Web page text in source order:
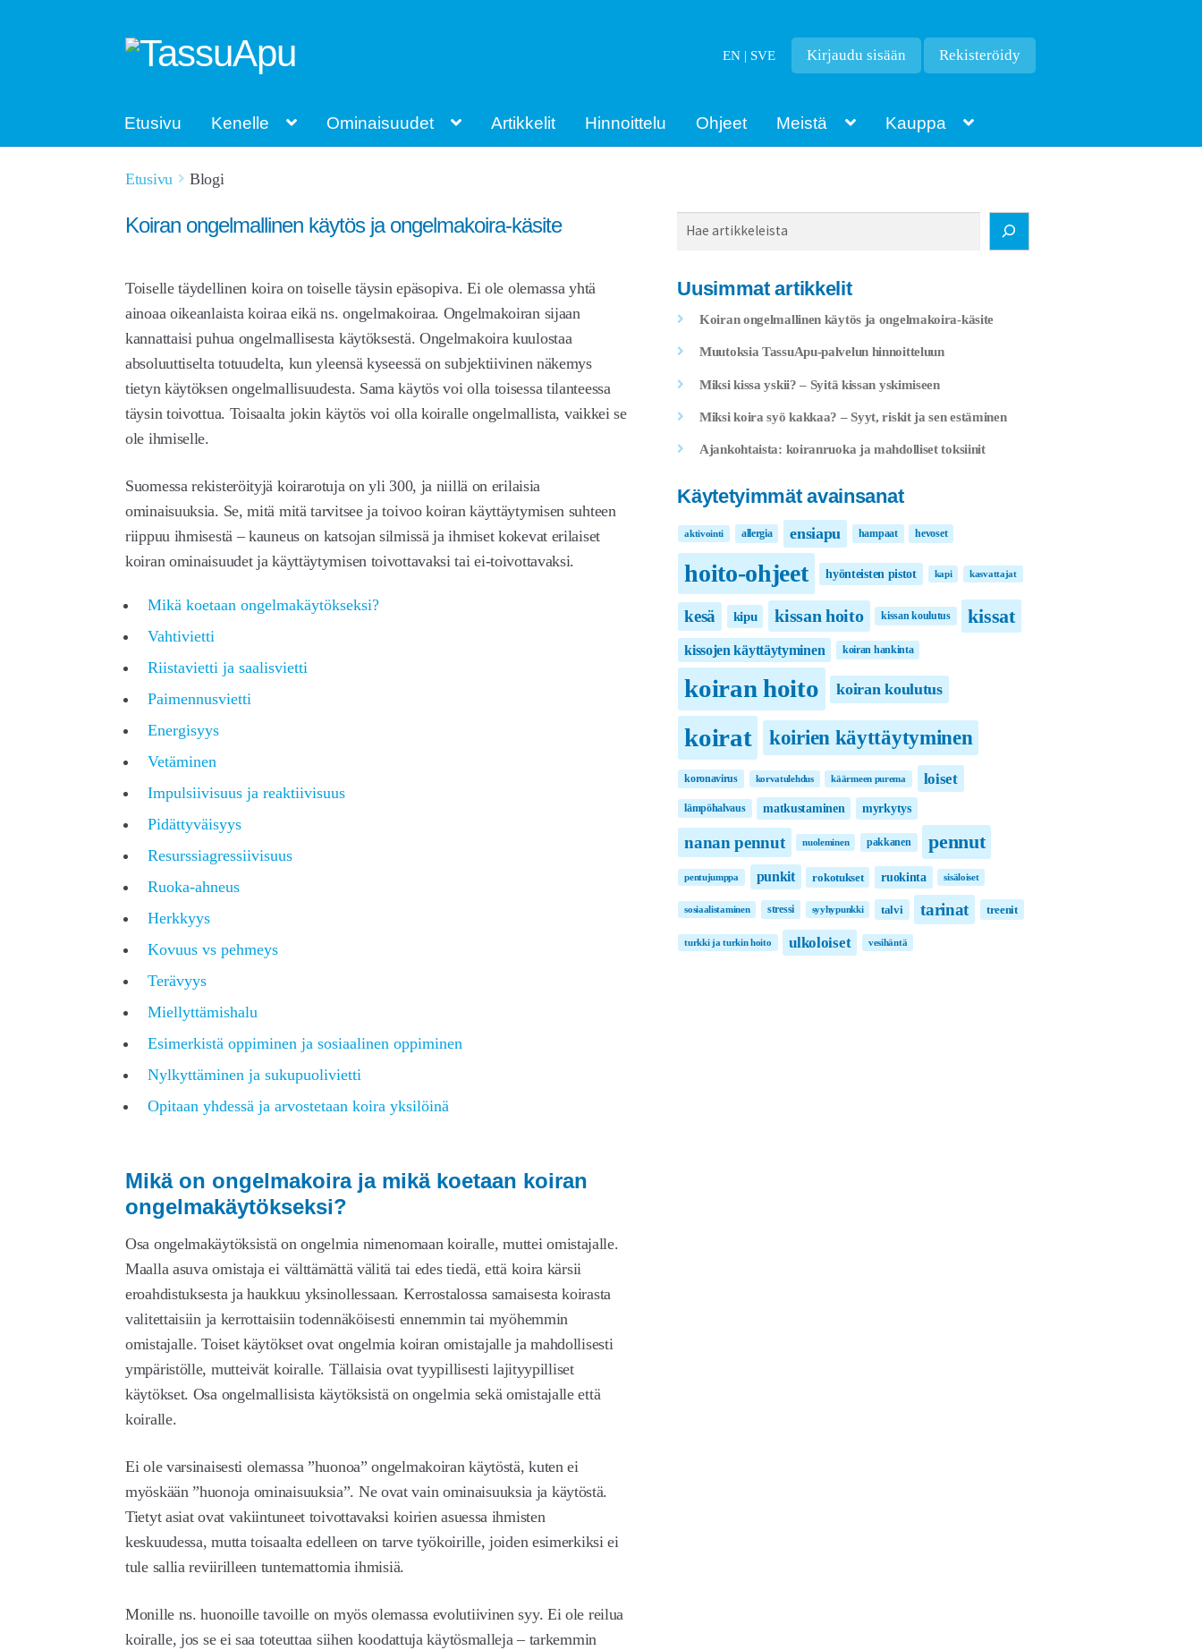
Siirry
navigointiin
Siirry
sisältöön
EN | SVE Kirjaudu sisään Rekisteröidy
Etusivu Kenelle Ominaisuudet Artikkelit Hinnoittelu Ohjeet Meistä Kauppa
Etusivu Blogi
Koiran ongelmallinen käytös ja ongelmakoira-käsite
Toiselle täydellinen koira on toiselle täysin epäsopiva. Ei ole olemassa yhtä
ainoaa oikeanlaista koiraa eikä ns. ongelmakoiraa. Ongelmakoiran sijaan
kannattaisi puhua ongelmallisesta käytöksestä. Ongelmakoira kuulostaa
absoluuttiselta totuudelta, kun yleensä kyseessä on subjektiivinen näkemys
tietyn käytöksen ongelmallisuudesta. Sama käytös voi olla toisessa tilanteessa
täysin toivottua. Toisaalta jokin käytös voi olla koiralle ongelmallista, vaikkei se
ole ihmiselle.
Suomessa rekisteröityjä koirarotuja on yli 300, ja niillä on erilaisia
ominaisuuksia. Se, mitä mitä tarvitsee ja toivoo koiran käyttäytymisen suhteen
riippuu ihmisestä – kauneus on katsojan silmissä ja ihmiset kokevat erilaiset
koiran ominaisuudet ja käyttäytymisen toivottavaksi tai ei-toivottavaksi.
Mikä koetaan ongelmakäytökseksi?
Vahtivietti
Riistavietti ja saalisvietti
Paimennusvietti
Energisyys
Vetäminen
Impulsiivisuus ja reaktiivisuus
Pidättyväisyys
Resurssiagressiivisuus
Ruoka-ahneus
Herkkyys
Kovuus vs pehmeys
Terävyys
Miellyttämishalu
Esimerkistä oppiminen ja sosiaalinen oppiminen
Nylkyttäminen ja sukupuolivietti
Opitaan yhdessä ja arvostetaan koira yksilöinä
Mikä on ongelmakoira ja mikä koetaan koiran
ongelmakäytökseksi?
Osa ongelmakäytöksistä on ongelmia nimenomaan koiralle, muttei omistajalle.
Maalla asuva omistaja ei välttämättä välitä tai edes tiedä, että koira kärsii
eroahdistuksesta ja haukkuu yksinollessaan. Kerrostalossa samaisesta koirasta
valitettaisiin ja kerrottaisiin todennäköisesti ennemmin tai myöhemmin
omistajalle. Toiset käytökset ovat ongelmia koiran omistajalle ja mahdollisesti
ympäristölle, mutteivät koiralle. Tällaisia ovat tyypillisesti lajityypilliset
käytökset. Osa ongelmallisista käytöksistä on ongelmia sekä omistajalle että
koiralle.
Ei ole varsinaisesti olemassa ”huonoa” ongelmakoiran käytöstä, kuten ei
myöskään ”huonoja ominaisuuksia”. Ne ovat vain ominaisuuksia ja käytöstä.
Tietyt asiat ovat vakiintuneet toivottavaksi koirien asuessa ihmisten
keskuudessa, mutta toisaalta edelleen on tarve työkoirille, joiden esimerkiksi ei
tule sallia reviirilleen tuntemattomia ihmisiä.
Monille ns. huonoille tavoille on myös olemassa evolutiivinen syy. Ei ole reilua
koiralle, jos se ei saa toteuttaa siihen koodattuja käytösmalleja – tarkemmin
Haku
Uusimmat artikkelit
Koiran ongelmallinen käytös ja ongelmakoira-käsite
Muutoksia TassuApu-palvelun hinnoitteluun
Miksi kissa yskii? – Syitä kissan yskimiseen
Miksi koira syö kakkaa? – Syyt, riskit ja sen estäminen
Ajankohtaista: koiranruoka ja mahdolliset toksiinit
Käytetyimmät avainsanat
aktivointi allergia ensiapu hampaat hevoset
hoito-ohjeet hyönteisten pistot kapi kasvattajat
kesä kipu kissan hoito kissan koulutus kissat
kissojen käyttäytyminen koiran hankinta
koiran hoito koiran koulutus
koirat koirien käyttäytyminen
koronavirus korvatulehdus käärmeen purema loiset
lämpöhalvaus matkustaminen myrkytys
nanan pennut nuoleminen pakkanen pennut
pentujumppa punkit rokotukset ruokinta sisäloiset
sosiaalistaminen stressi syyhypunkki talvi tarinat treenit
turkki ja turkin hoito ulkoloiset vesihäntä